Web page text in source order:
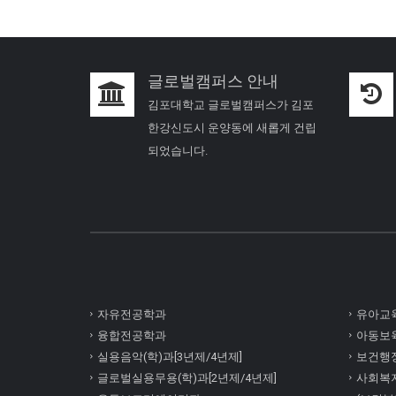
글로벌캠퍼스 안내
김포대학교 글로벌캠퍼스가 김포
한강신도시 운양동에 새롭게 건립
되었습니다.
자유전공학과
융합전공학과
실용음악(학)과[3년제/4년제]
글로벌실용무용(학)과[2년제/4년제]
유아교
아동보
보건행
사회복